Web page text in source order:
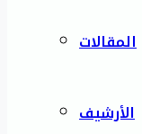
المقالات
الأرشيف